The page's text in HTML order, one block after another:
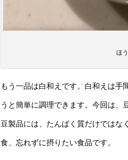
ほ
もう一品は白和えです。白和えは手
うと簡単に調理できます。今回は、
豆製品には、たんぱく質だけではな
食、忘れずに摂りたい食品です。